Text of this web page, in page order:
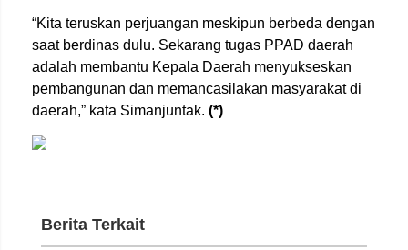
“Kita teruskan perjuangan meskipun berbeda dengan
saat berdinas dulu. Sekarang tugas PPAD daerah
adalah membantu Kepala Daerah menyukseskan
pembangunan dan memancasilakan masyarakat di
daerah,” kata Simanjuntak. (*)
Berita Terkait